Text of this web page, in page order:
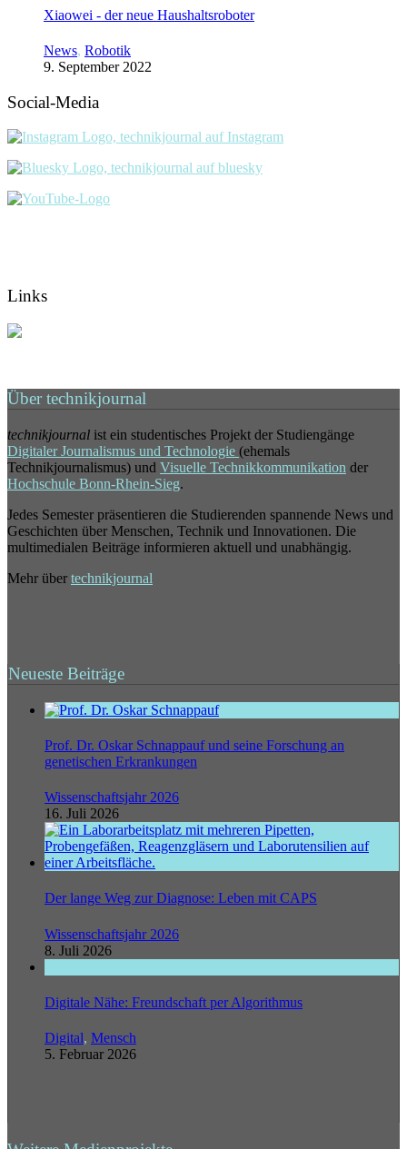
Xiaowei - der neue Haushaltsroboter
News, Robotik
9. September 2022
Social-Media
Links
Über technikjournal
technikjournal ist ein studentisches Projekt der Studiengänge
Digitaler Journalismus und Technologie (ehemals
Technikjournalismus) und Visuelle Technikkommunikation der
Hochschule Bonn-Rhein-Sieg.
Jedes Semester präsentieren die Studierenden spannende News und
Geschichten über Menschen, Technik und Innovationen. Die
multimedialen Beiträge informieren aktuell und unabhängig.
Mehr über technikjournal
Neueste Beiträge
Prof. Dr. Oskar Schnappauf und seine Forschung an
genetischen Erkrankungen
Wissenschaftsjahr 2026
16. Juli 2026
Der lange Weg zur Diagnose: Leben mit CAPS
Wissenschaftsjahr 2026
8. Juli 2026
Digitale Nähe: Freundschaft per Algorithmus
Digital, Mensch
5. Februar 2026